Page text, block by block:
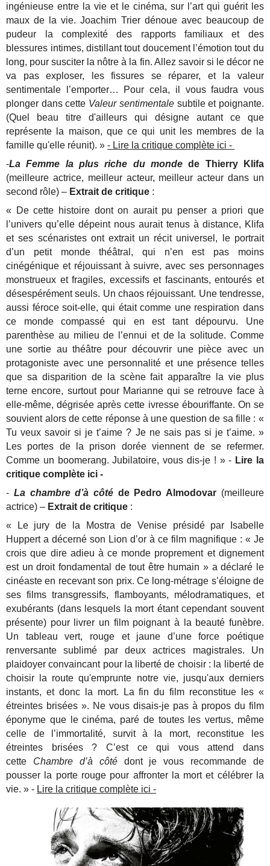
ingénieuse entre la vie et le cinéma, sur l’art qui guérit les
maux de la vie. Joachim Trier dénoue avec beaucoup de
pudeur la complexité des rapports familiaux et des
blessures intimes, distillant tout doucement l’émotion tout du
long, pour susciter la nôtre à la fin. Allez savoir si le décor ne
va pas exploser, les fissures se réparer, et la valeur
sentimentale l’emporter… Pour cela, il vous faudra vous
plonger dans cette Valeur sentimentalesubtile et poignante.
(Quel beau titre d'ailleurs qui désigne autant ce que
représente la maison, que ce qui unit les membres de la
famille qu'elle réunit). »- Lire la critique complète ici -
-La Femme la plus riche du mondede Thierry Klifa
(meilleure actrice, meilleur acteur, meilleur acteur dans un
second rôle) – Extrait de critique :
« De cette histoire dont on aurait pu penser a priori que
l’univers qu’elle dépeint nous aurait tenus à distance, Klifa
et ses scénaristes ont extrait un récit universel, le portrait
d’un petit monde théâtral, qui n’en est pas moins
cinégénique et réjouissant à suivre, avec ses personnages
monstrueux et fragiles, excessifs et fascinants, entourés et
désespérément seuls. Un chaos réjouissant. Une tendresse,
aussi féroce soit-elle, qui était comme une respiration dans
ce monde compassé qui en est tant dépourvu. Une
parenthèse au milieu de l’ennui et de la solitude. Comme
une sortie au théâtre pour découvrir une pièce avec un
protagoniste avec une personnalité et une présence telles
que sa disparition de la scène fait apparaître la vie plus
terne encore, surtout pour Marianne qui se retrouve face à
elle-même, dégrisée après cette ivresse ébouriffante. On se
souvient alors de cette réponse à une question de sa fille : «
Tu veux savoir si je t’aime ? Je ne sais pas si je t’aime. »
Les portes de la prison dorée viennent de se refermer.
Comme un boomerang. Jubilatoire, vous dis-je ! » - Lire la
critique complète ici -
- La chambre d’à côté de Pedro Almodovar (meilleure
actrice) – Extrait de critique :
« Le jury de la Mostra de Venise présidé par Isabelle
Huppert a décerné son Lion d’or à ce film magnifique : « Je
crois que dire adieu à ce monde proprement et dignement
est un droit fondamental de tout être humain » a déclaré le
cinéaste en recevant son prix. Ce long-métrage s’éloigne de
ses films transgressifs, flamboyants, mélodramatiques, et
exubérants (dans lesquels la mort étant cependant souvent
présente) pour livrer un film poignant à la beauté funèbre.
Un tableau vert, rouge et jaune d’une force poétique
renversante sublimé par deux actrices magistrales. Un
plaidoyer convaincant pour la liberté de choisir : la liberté de
choisir la route qu'emprunte notre vie, jusqu'aux derniers
instants, et donc la mort.
La fin du film reconstitue les «
étreintes brisées ». Ne vous disais-je pas à propos du film
éponyme que le cinéma, paré de toutes les vertus, même
celle de l’immortalité, survit à la mort, reconstitue les
étreintes brisées ? C’est ce qui vous attend dans
cette Chambre d’à côté dont je vous recommande de
pousser la porte rouge pour affronter la mort et célébrer la
vie. » - Lire la critique complète ici -